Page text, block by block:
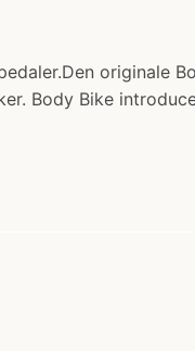
originale
Body Bike